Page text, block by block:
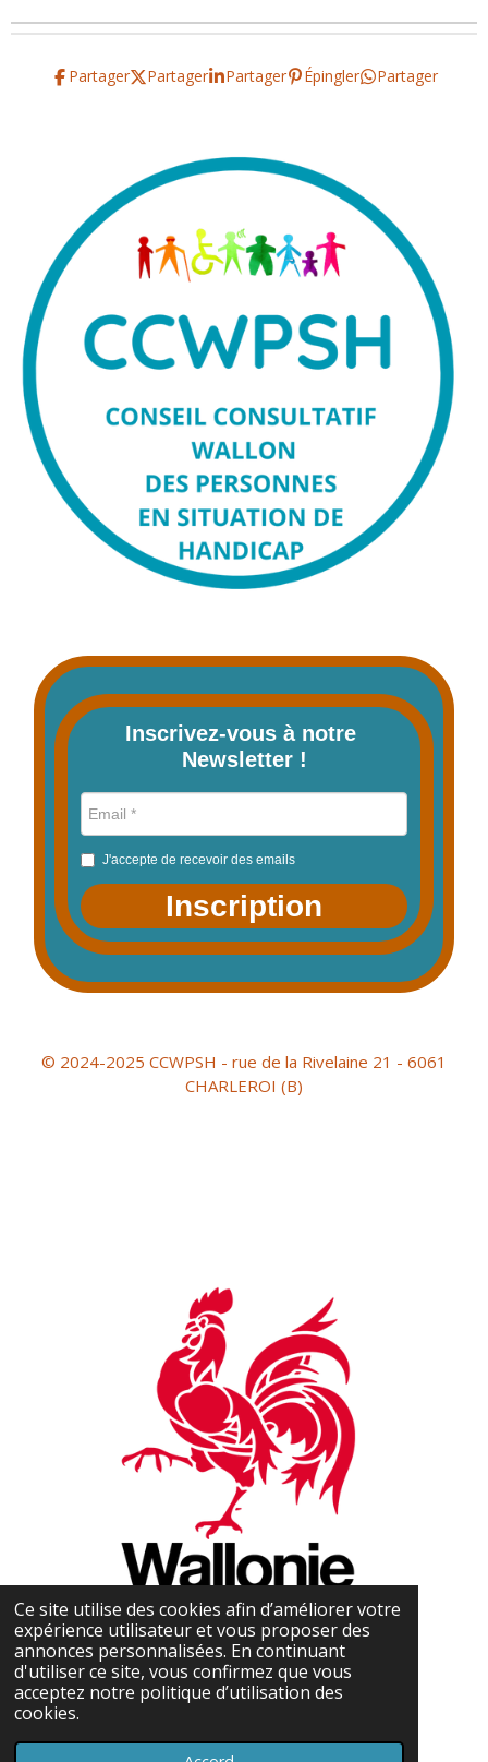
Ce site utilise des cookies afin d’améliorer votre
expérience utilisateur et vous proposer des
annonces personnalisées. En continuant
d'utiliser ce site, vous confirmez que vous
acceptez notre politique d’utilisation des
cookies.
Partager Partager Partager Épingler Partager
Inscrivez-vous à notre
Newsletter !
J'accepte de recevoir des emails
Inscription
© 2024-2025 CCWPSH - rue de la Rivelaine 21 - 6061
CHARLEROI (B)